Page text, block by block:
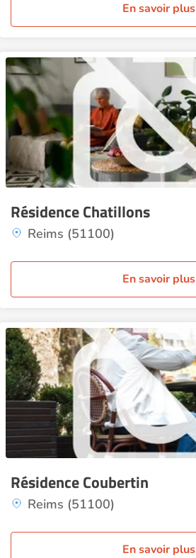
En savoir plus
Résidence Chatillons
Reims (51100)
En savoir plus
Résidence Coubertin
Reims (51100)
En savoir plus